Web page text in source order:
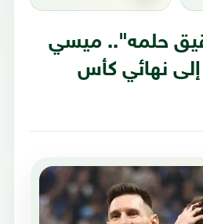
حلمه".. ميسي
إلى نهائي كأس